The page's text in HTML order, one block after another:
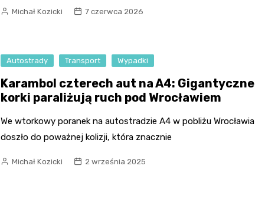
Michał Kozicki 7 czerwca 2026
Autostrady Transport Wypadki
Karambol czterech aut na A4: Gigantyczne
korki paraliżują ruch pod Wrocławiem
We wtorkowy poranek na autostradzie A4 w pobliżu Wrocławia
doszło do poważnej kolizji, która znacznie
Michał Kozicki 2 września 2025